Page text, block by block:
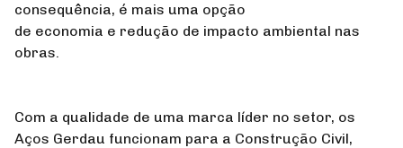
consequência, é mais uma opção
de economia e redução de impacto ambiental nas
obras.
Com a qualidade de uma marca líder no setor, os
Aços Gerdau funcionam para a Construção Civil,